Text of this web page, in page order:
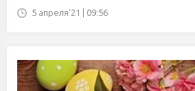
5 апреля'21 | 09:56